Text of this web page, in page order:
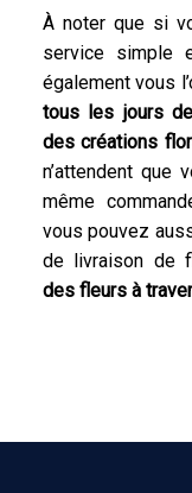
À noter que si
service simple
également vous
tous les jours
des créations
n’attendent que
même
vous pouvez
de livraison de
des fleurs à